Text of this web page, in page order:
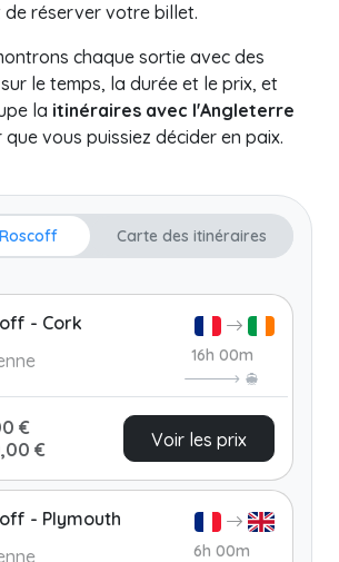
réserver votre billet.
chaque sortie avec des
le temps, la durée et le prix, et
la itinéraires avec l'Angleterre
que vous puissiez décider en paix.
Carte des itinéraires
- Cork
16h 00m
€
€ Voir les prix
- Plymouth
6h 00m